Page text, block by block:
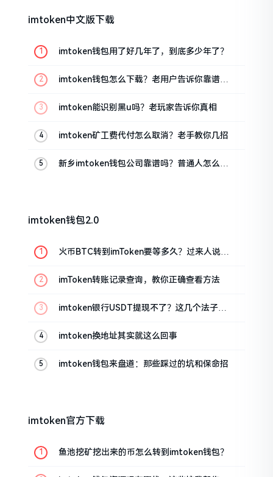
imtoken中文版下载
imtoken钱包用了好几年了，到底多少年了？
imtoken钱包怎么下载？老用户告诉你靠谱渠
imtoken能识别黑u吗？老玩家告诉你真相
imtoken矿工费代付怎么取消？老手教你几招
新乡imtoken钱包公司靠谱吗？普通人怎么避
imtoken钱包2.0
火币BTC转到imToken要等多久？过来人说说
imToken转账记录查询，教你正确查看方法
imtoken银行USDT提现不了？这几个法子能
imtoken换地址其实就这么回事
imtoken钱包来盘道：那些踩过的坑和保命招
imtoken官方下载
鱼池挖矿挖出来的币怎么转到imtoken钱包？